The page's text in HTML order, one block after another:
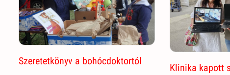
Szeretetkönyv a bohócdoktortól
Klinika kapott